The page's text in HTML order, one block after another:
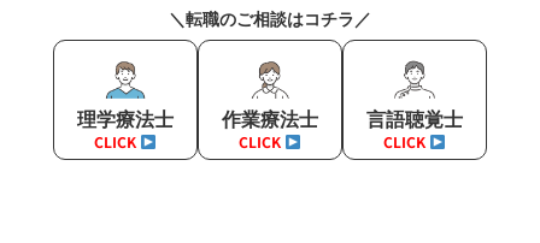
＼転職のご相談はコチラ／
理学療法士
CLICK
作業療法士
CLICK
言語聴覚士
CLICK